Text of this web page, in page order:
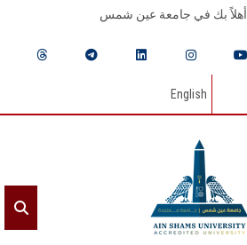
أهلاً بك في جامعة عين شمس
English